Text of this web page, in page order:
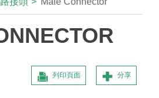
分享
列印頁面